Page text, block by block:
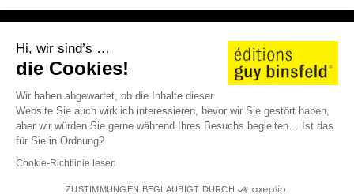
KONTAKT
SHOP
©2026 éditions guy binsfeld
AGB
Rechtliche Hinweise
Datenschutzrichtlinie
Cookie-Richtlinie
Hi, wir sind’s …
die Cookies!
Wir haben abgewartet, ob die Inhalte dieser
Website Sie auch wirklich interessieren, bevor wir Sie gestört haben,
aber wir würden Sie gerne während Ihres Besuchs begleiten… Ist das
für Sie in Ordnung?
Cookie-Richtlinie lesen
ZUSTIMMUNGEN BEGLAUBIGT DURCH